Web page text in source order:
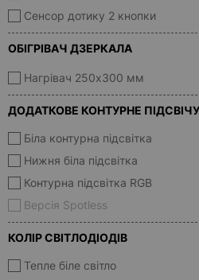
Сенсор дотику 2 кнопки
ОБІГРІВАЧ ДЗЕРКАЛА
Нагрівач 250x300 мм
ДОДАТКОВЕ КОНТУРНЕ
Біла контурна підсвітка
Нижня біла підсвітка
Контурна підсвітка RGB
Версія Spotless
КОЛІР СВІТЛОДІОДІВ
Тепле біле світло